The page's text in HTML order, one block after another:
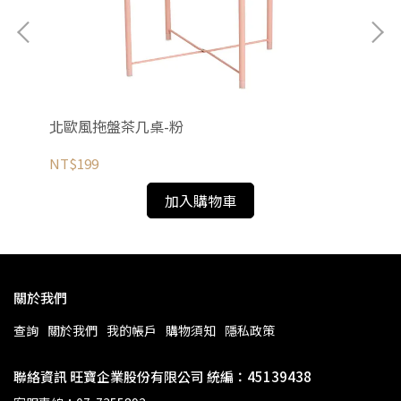
北歐風拖盤茶几桌-粉
NT$199
加入購物車
關於我們
查詢 關於我們 我的帳戶 購物須知 隱私政策
聯絡資訊 旺寶企業股份有限公司 統編：45139438